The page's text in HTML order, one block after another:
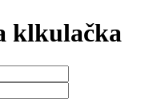
klkulačka